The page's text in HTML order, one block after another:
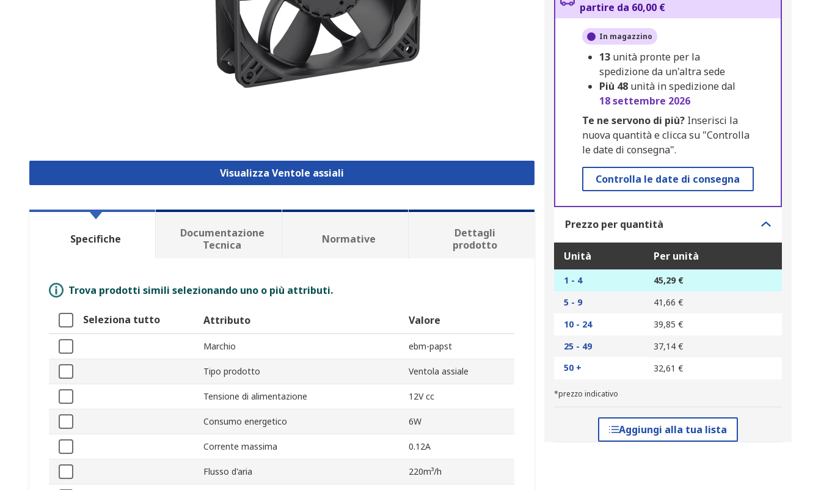
Visualizza Ventole assiali
partire da 60,00 €
In magazzino
13 unità pronte per la
spedizione da un'altra sede
Più 48 unità in spedizione dal
18 settembre 2026
Te ne servono di più?Inserisci la
nuova quantità e clicca su "Controlla
le date di consegna".
Controlla le date di consegna
Prezzo per quantità
Unità Per unità
1 - 4
45,29 €
5 - 9
41,66 €
10 - 24
39,85 €
25 - 49
37,14 €
50 +
32,61 €
*prezzo indicativo
Aggiungi alla tua lista
Specifiche
Documentazione
Tecnica
Normative
Dettagli
prodotto
Trova prodotti simili selezionando uno o più attributi.
Seleziona tutto Attributo Valore
Marchio ebm-papst
Tipo prodotto Ventola assiale
Tensione di alimentazione 12V cc
Consumo energetico 6W
Corrente massima 0.12A
Flusso d'aria 220m³/h